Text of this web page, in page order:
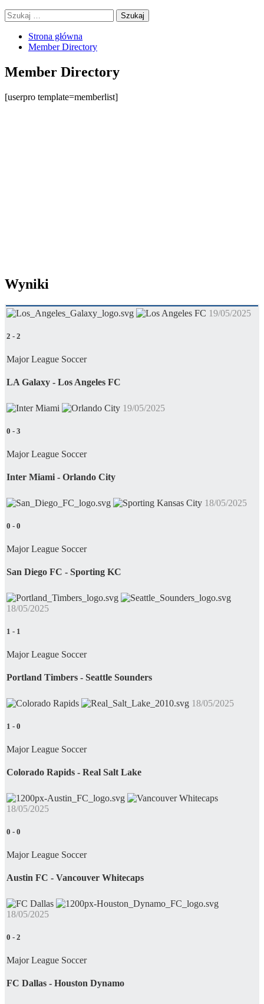
Szukaj:
Strona główna
Member Directory
Member Directory
[userpro template=memberlist]
Wyniki
19/05/2025
2 - 2
Major League Soccer
LA Galaxy - Los Angeles FC
19/05/2025
0 - 3
Major League Soccer
Inter Miami - Orlando City
18/05/2025
0 - 0
Major League Soccer
San Diego FC - Sporting KC
18/05/2025
1 - 1
Major League Soccer
Portland Timbers - Seattle Sounders
18/05/2025
1 - 0
Major League Soccer
Colorado Rapids - Real Salt Lake
18/05/2025
0 - 0
Major League Soccer
Austin FC - Vancouver Whitecaps
18/05/2025
0 - 2
Major League Soccer
FC Dallas - Houston Dynamo